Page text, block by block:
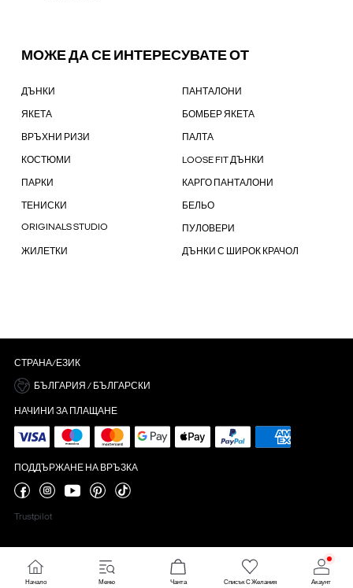
МОЖЕ ДА СЕ ИНТЕРЕСУВАТЕ ОТ
ДЪНКИ ПАНТАЛОНИ
ЯКЕТА БОМБЕР ЯКЕТА
ВРЪХНИ РИЗИ ПАЛТА
КОСТЮМИ LOOSE FIT ДЪНКИ
ПАРКИ КАРГО ПАНТАЛОНИ
ТЕНИСКИ БЕЛЬО
ORIGINALS STUDIO ПУЛОВЕРИ
ЖИЛЕТКИ ДЪНКИ С ШИРОК КРАЧОЛ
СТРАНА/ЕЗИК
БЪЛГАРИЯ / БЪЛГАРСКИ
НАЧИНИ ЗА ПЛАЩАНЕ
ПОДДЪРЖАНЕ НА ВРЪЗКА
Trustpilot
настройки за бисквитки
Начало Меню Чанта Списък С Желания Акаунт